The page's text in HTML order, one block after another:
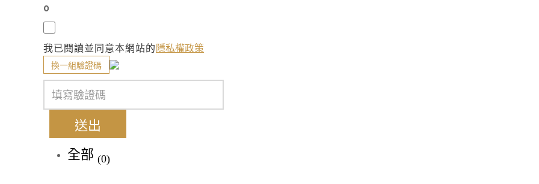
0
我已閱讀並同意本網站的 隱私權政策
換一組驗證碼
送出
全部 (0)